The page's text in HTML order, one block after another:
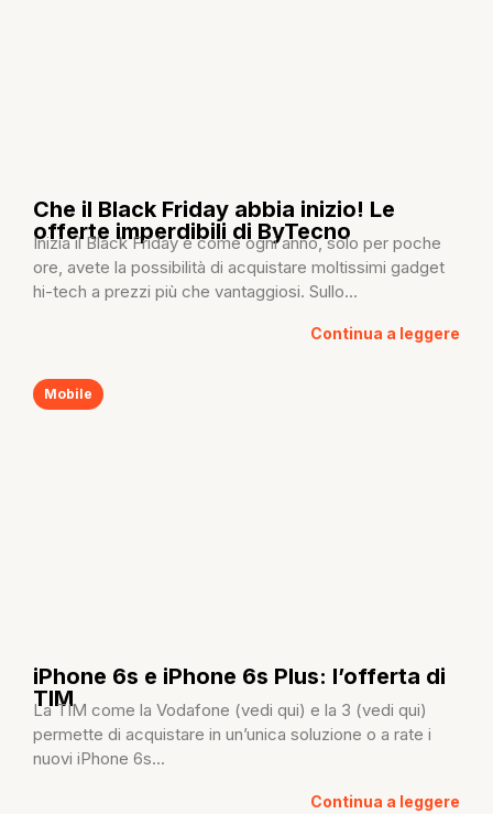
Che il Black Friday abbia inizio! Le
offerte imperdibili di ByTecno
Inizia il Black Friday e come ogni anno, solo per poche
ore, avete la possibilità di acquistare moltissimi gadget
hi-tech a prezzi più che vantaggiosi. Sullo...
Continua a leggere
Mobile
iPhone 6s e iPhone 6s Plus: l’offerta di
TIM
La TIM come la Vodafone (vedi qui) e la 3 (vedi qui)
permette di acquistare in un’unica soluzione o a rate i
nuovi iPhone 6s...
Continua a leggere